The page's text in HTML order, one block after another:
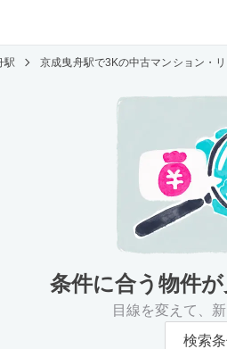
駅 京成曳舟駅で3Kの中古マンション・
条件に合う物件が
目線を変えて、
検索